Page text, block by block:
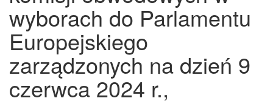
wyborach do Parlamentu
Europejskiego
zarządzonych na dzień 9
czerwca 2024 r.,